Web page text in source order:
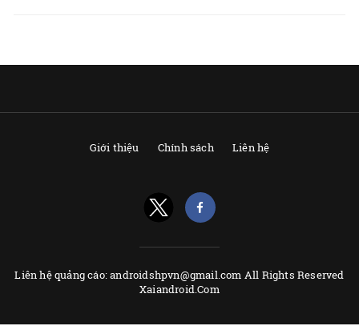
Giới thiệu Chính sách Liên hệ
Liên hệ quảng cáo: androidshpvn@gmail.com All Rights Reserved
Xaiandroid.Com